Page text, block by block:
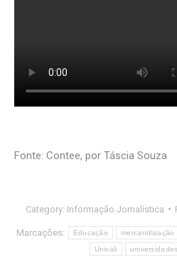
Fonte: Contee, por Táscia Souza
Category: Informação Jornalística
Marcações: Educação mercantilização
Univali